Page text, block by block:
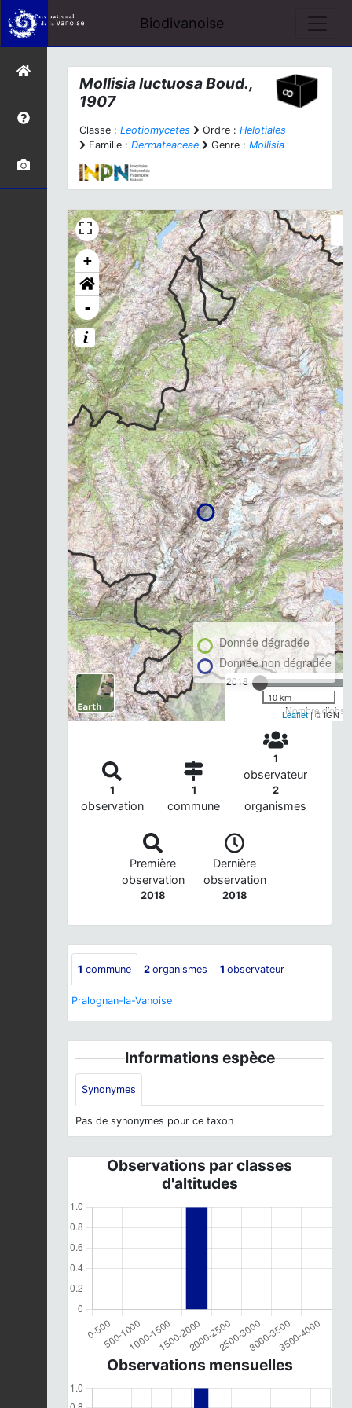
Biodivanoise
Mollisia luctuosaBoud.,
1907
Classe : Leotiomycetes Ordre : Helotiales
Famille : Dermateaceae Genre : Mollisia
+
-
2018
Nombre
Donnée dégradée
Donnée non dégradée
10 km
Leaflet| © IGN
1
observation
1
commune
1
observateur
2
organismes
Première
observation
2018
Dernière
observation
2018
1 commune 2 organismes 1 observateur
Pralognan-la-Vanoise
Informations espèce
Synonymes
Pas de synonymes pour ce taxon
Observations par classes
d'altitudes
Observations mensuelles